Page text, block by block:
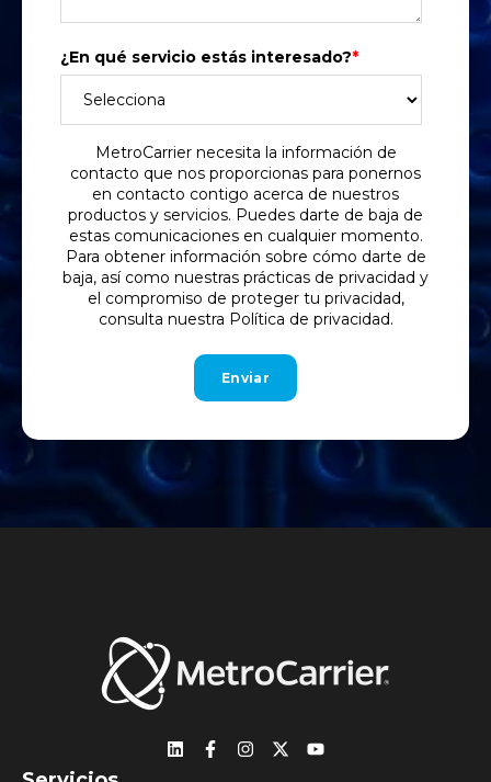
¿En qué servicio estás interesado?*
MetroCarrier necesita la información de
contacto que nos proporcionas para ponernos
en contacto contigo acerca de nuestros
productos y servicios. Puedes darte de baja de
estas comunicaciones en cualquier momento.
Para obtener información sobre cómo darte de
baja, así como nuestras prácticas de privacidad y
el compromiso de proteger tu privacidad,
consulta nuestra Política de privacidad.